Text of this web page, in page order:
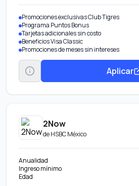
Promociones exclusivas Club Tigres
Programa Puntos Bonus
Tarjetas adicionales sin costo
Beneficios Visa Classic
Promociones de meses sin intereses
Aplicar
2Now
deHSBC México
Anualidad
Ingreso mínimo
Edad